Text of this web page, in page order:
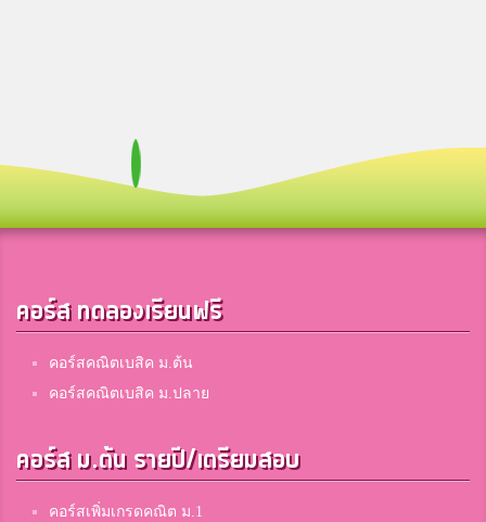
คอร์ส ทดลองเรียนฟรี
คอร์สคณิตเบสิค ม.ต้น
คอร์สคณิตเบสิค ม.ปลาย
คอร์ส ม.ต้น รายปี/เตรียมสอบ
คอร์สเพิ่มเกรดคณิต ม.1